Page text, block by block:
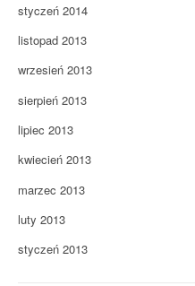
styczeń 2014
listopad 2013
wrzesień 2013
sierpień 2013
lipiec 2013
kwiecień 2013
marzec 2013
luty 2013
styczeń 2013